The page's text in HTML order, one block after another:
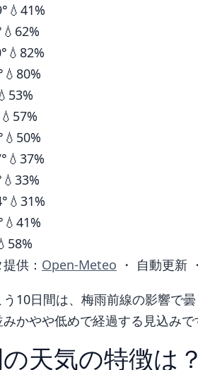
💧41%
💧62%
💧82%
💧80%
💧57%
💧50%
💧37%
💧33%
💧31%
💧41%
供： Open-Meteo ・ 自動更新 ・
10日間は、梅雨前線の影響で曇
かやや低めで経過する見込みで
天気の特徴は？